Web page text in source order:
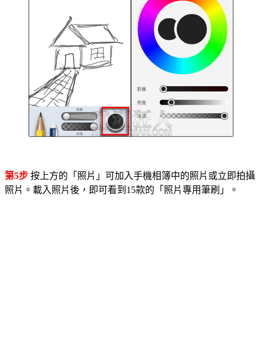
第5步 按上方的「照片」可加入手機相簿中的照片或立即拍攝
照片。載入照片後，即可看到15款的「照片專用筆刷」。